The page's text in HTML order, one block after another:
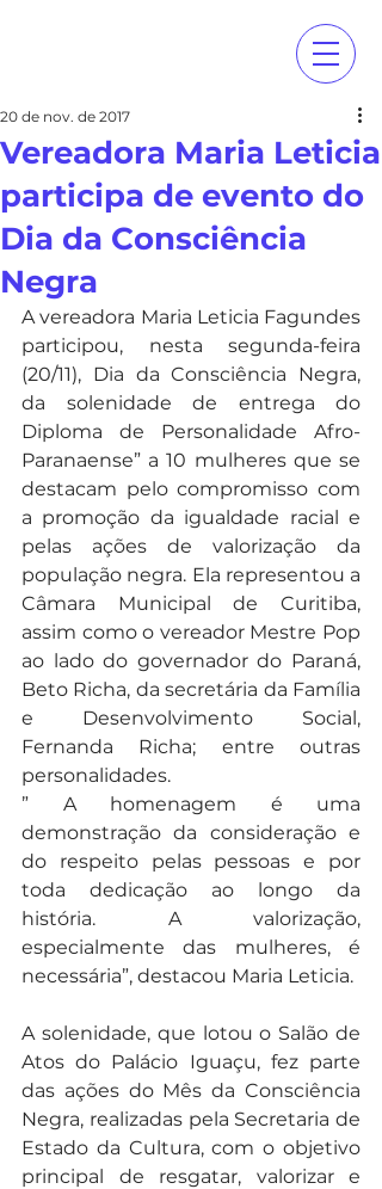
Vereadora Maria Leticia
participa de evento do
Dia da Consciência
Negra
20 de nov. de 2017
A vereadora Maria Leticia Fagundes
participou, nesta segunda-feira
(20/11), Dia da Consciência Negra,
da solenidade de entrega do
Diploma de Personalidade Afro-
Paranaense” a 10 mulheres que se
destacam pelo compromisso com
a promoção da igualdade racial e
pelas ações de valorização da
população negra. Ela representou a
Câmara Municipal de Curitiba,
assim como o vereador Mestre Pop
ao lado do governador do Paraná,
Beto Richa, da secretária da Família
e Desenvolvimento Social,
Fernanda Richa; entre outras
personalidades.
” A homenagem é uma
demonstração da consideração e
do respeito pelas pessoas e por
toda dedicação ao longo da
história. A valorização,
especialmente das mulheres, é
necessária”, destacou Maria Leticia.
A solenidade, que lotou o Salão de
Atos do Palácio Iguaçu, fez parte
das ações do Mês da Consciência
Negra, realizadas pela Secretaria de
Estado da Cultura, com o objetivo
principal de resgatar, valorizar e